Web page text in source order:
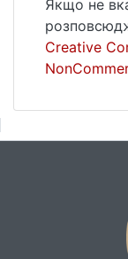
Якщо не
Creative